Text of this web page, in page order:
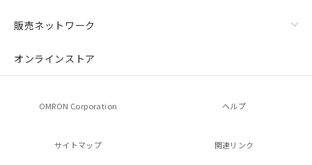
販売ネットワーク
オンラインストア
OMRON Corporation ヘルプ
サイトマップ 関連リンク